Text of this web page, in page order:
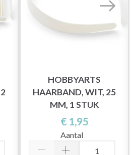
HOBBYARTS
HAARBAND, WIT, 25
MM, 1 STUK
€ 1,95
Aantal